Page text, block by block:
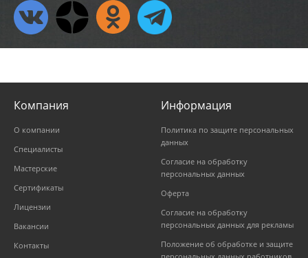
Компания
О компании
Специалисты
Мастерские
Сертификаты
Лицензии
Вакансии
Контакты
Информация
Политика по защите персональных
данных
Согласие на обработку
персональных данных
Оферта
Согласие на обработку
персональных данных для рекламы
Положение об обработке и защите